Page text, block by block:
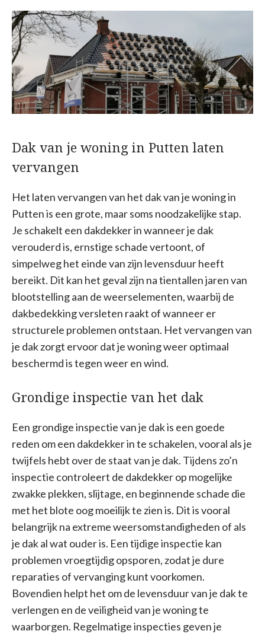
Dak van je woning in Putten laten
vervangen
Het laten vervangen van het dak van je woning in
Putten is een grote, maar soms noodzakelijke stap.
Je schakelt een dakdekker in wanneer je dak
verouderd is, ernstige schade vertoont, of
simpelweg het einde van zijn levensduur heeft
bereikt. Dit kan het geval zijn na tientallen jaren van
blootstelling aan de weerselementen, waarbij de
dakbedekking versleten raakt of wanneer er
structurele problemen ontstaan. Het vervangen van
je dak zorgt ervoor dat je woning weer optimaal
beschermd is tegen weer en wind.
Grondige inspectie van het dak
Een grondige inspectie van je dak is een goede
reden om een dakdekker in te schakelen, vooral als je
twijfels hebt over de staat van je dak. Tijdens zo’n
inspectie controleert de dakdekker op mogelijke
zwakke plekken, slijtage, en beginnende schade die
met het blote oog moeilijk te zien is. Dit is vooral
belangrijk na extreme weersomstandigheden of als
je dak al wat ouder is. Een tijdige inspectie kan
problemen vroegtijdig opsporen, zodat je dure
reparaties of vervanging kunt voorkomen.
Bovendien helpt het om de levensduur van je dak te
verlengen en de veiligheid van je woning te
waarborgen. Regelmatige inspecties geven je